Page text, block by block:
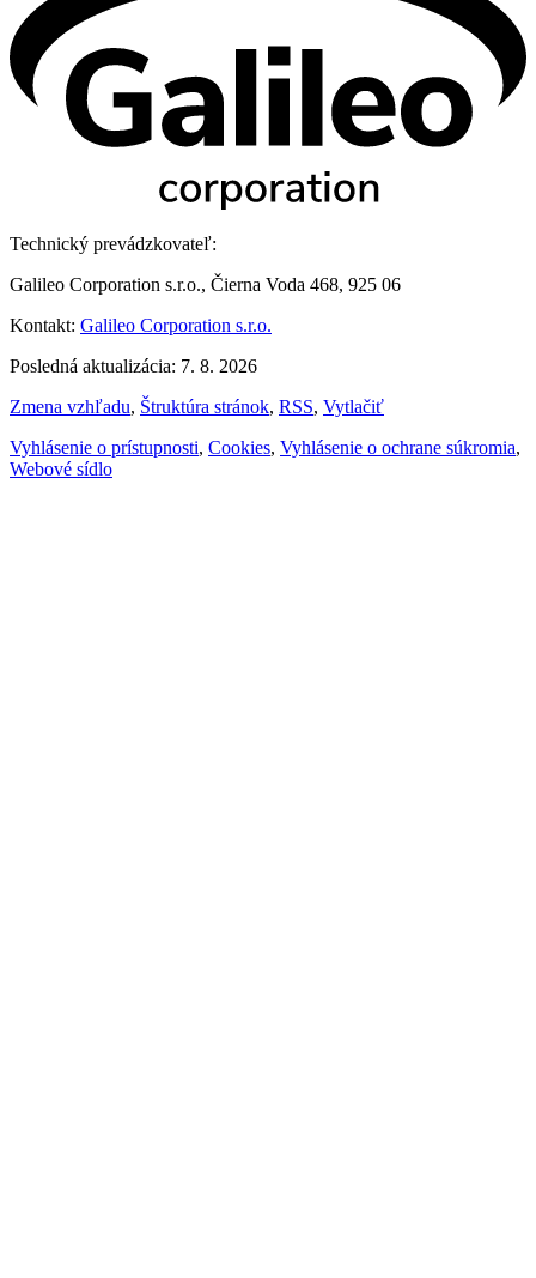
Technický prevádzkovateľ:
Galileo Corporation s.r.o., Čierna Voda 468, 925 06
Kontakt: Galileo Corporation s.r.o.
Posledná aktualizácia: 7. 8. 2026
Zmena vzhľadu, Štruktúra stránok, RSS, Vytlačiť
Vyhlásenie o prístupnosti, Cookies, Vyhlásenie o ochrane súkromia,
Webové sídlo